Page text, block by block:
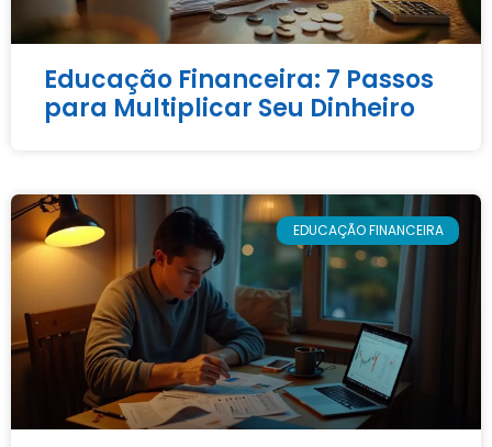
Educação Financeira: 7 Passos
para Multiplicar Seu Dinheiro
EDUCAÇÃO FINANCEIRA